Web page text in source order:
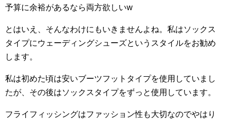
予算に余裕があるなら両方欲しいw
とはいえ、そんなわけにもいきませんよね。私はソックス
タイプにウェーディングシューズというスタイルをお勧め
します。
私は初めた頃は安いブーツフットタイプを使用していまし
たが、その後はソックスタイプをずっと使用しています。
フライフィッシングはファッション性も大切なのでやはり